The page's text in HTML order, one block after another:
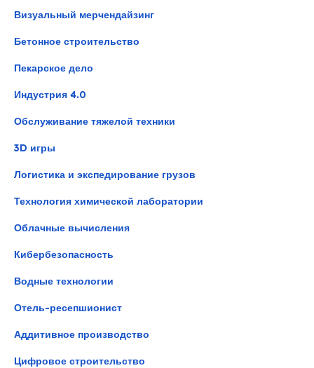
Визуальный мерчендайзинг
Бетонное строительство
Пекарское дело
Индустрия 4.0
Обслуживание тяжелой техники
3D игры
Логистика и экспедирование грузов
Технология химической лаборатории
Облачные вычисления
Кибербезопасность
Водные технологии
Отель-ресепшионист
Аддитивное производство
Цифровое строительство